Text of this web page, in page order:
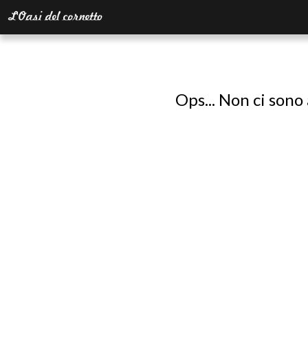
Ops... Non ci